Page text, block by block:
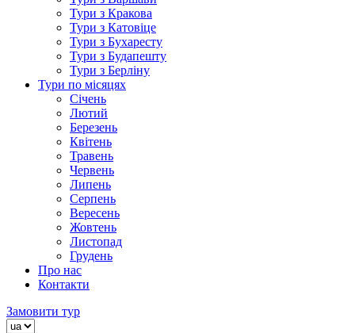
Тури з Кракова
Тури з Катовіце
Тури з Бухаресту
Тури з Будапешту
Тури з Берліну
Тури по місяцях
Січень
Лютий
Березень
Квітень
Травень
Червень
Липень
Серпень
Вересень
Жовтень
Листопад
Грудень
Про нас
Контакти
Замовити тур